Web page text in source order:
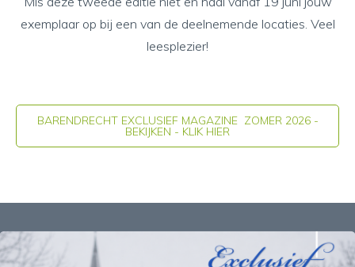
exemplaar op bij een van de deelnemende locaties. Veel
leesplezier!
BARENDRECHT EXCLUSIEF MAGAZINE ZOMER 2026 -
BEKIJKEN - KLIK HIER